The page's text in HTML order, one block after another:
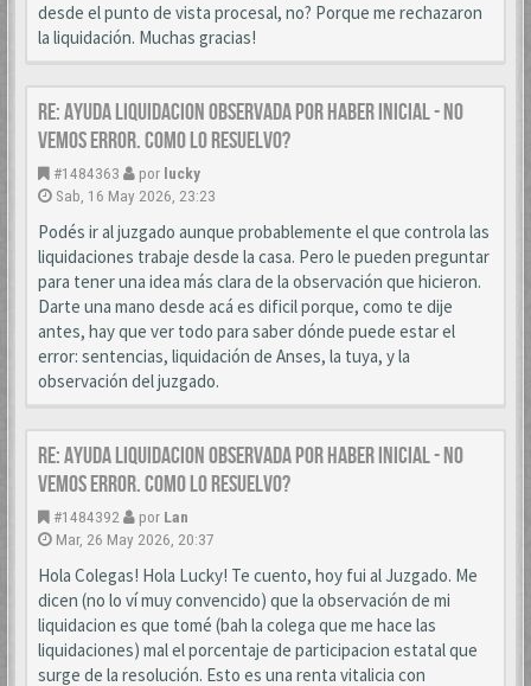
desde el punto de vista procesal, no? Porque me rechazaron
la liquidación. Muchas gracias!
Re: AYUDA LIQUIDACION OBSERVADA POR HABER INICIAL - NO
VEMOS ERROR. COMO LO RESUELVO?
#1484363 por lucky
Sab, 16 May 2026, 23:23
Podés ir al juzgado aunque probablemente el que controla las
liquidaciones trabaje desde la casa. Pero le pueden preguntar
para tener una idea más clara de la observación que hicieron.
Darte una mano desde acá es dificil porque, como te dije
antes, hay que ver todo para saber dónde puede estar el
error: sentencias, liquidación de Anses, la tuya, y la
observación del juzgado.
Re: AYUDA LIQUIDACION OBSERVADA POR HABER INICIAL - NO
VEMOS ERROR. COMO LO RESUELVO?
#1484392 por Lan
Mar, 26 May 2026, 20:37
Hola Colegas! Hola Lucky! Te cuento, hoy fui al Juzgado. Me
dicen (no lo ví muy convencido) que la observación de mi
liquidacion es que tomé (bah la colega que me hace las
liquidaciones) mal el porcentaje de participacion estatal que
surge de la resolución. Esto es una renta vitalicia con